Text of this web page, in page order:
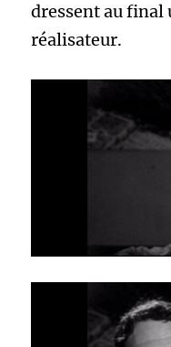
dressent au
réalisateur.